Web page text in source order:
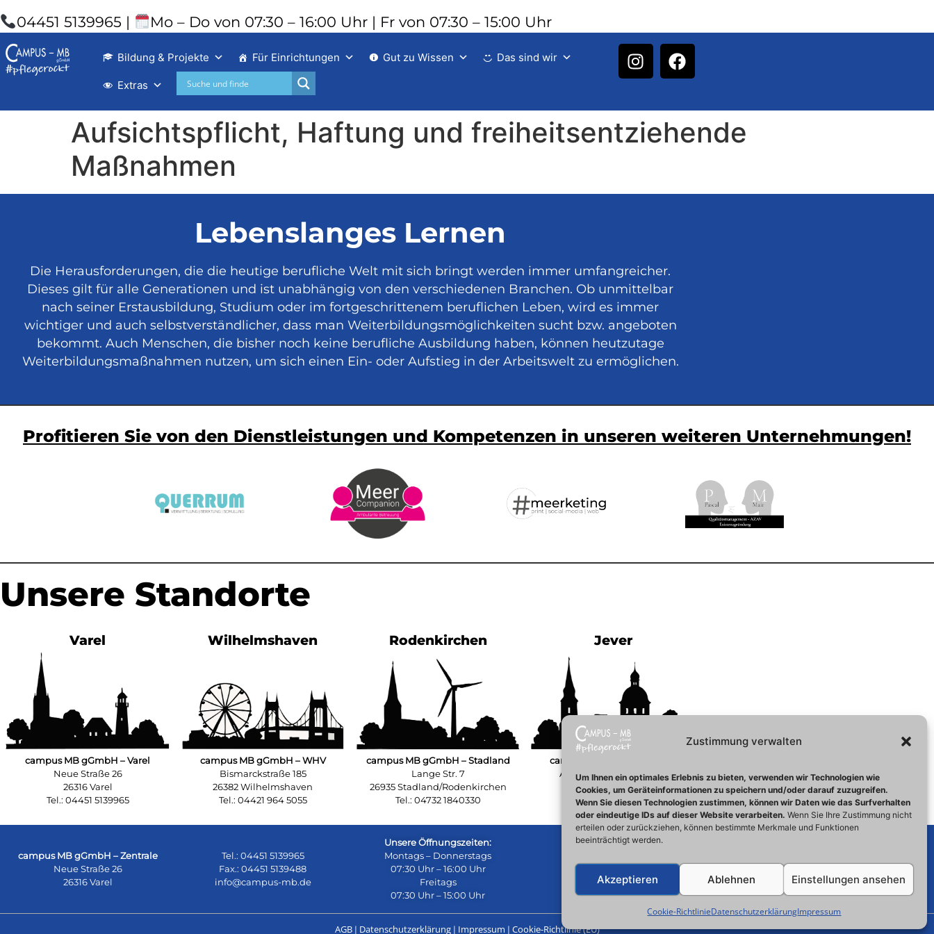
Zustimmung verwalten
Um Ihnen ein optimales Erlebnis zu bieten, verwenden wir Technologien wie
Cookies, um Geräteinformationen zu speichern und/oder darauf zuzugreifen.
Wenn Sie diesen Technologien zustimmen, können wir Daten wie das Surfverhalten
oder eindeutige IDs auf dieser Website verarbeiten. Wenn Sie Ihre Zustimmung nicht
erteilen oder zurückziehen, können bestimmte Merkmale und Funktionen
beeinträchtigt werden.
Akzeptieren Ablehnen Einstellungen ansehen
Cookie-RichtlinieDatenschutzerklärungImpressum
04451 5139965 | Mo – Do von 07:30 – 16:00 Uhr | Fr von 07:30 – 15:00 Uhr
Bildung & Projekte Für Einrichtungen Gut zu Wissen Das sind wir
Extras
Aufsichtspflicht, Haftung und freiheitsentziehende
Maßnahmen
Lebenslanges Lernen
Die Herausforderungen, die die heutige berufliche Welt mit sich bringt werden immer umfangreicher.
Dieses gilt für alle Generationen und ist unabhängig von den verschiedenen Branchen. Ob unmittelbar
nach seiner Erstausbildung, Studium oder im fortgeschrittenem beruflichen Leben, wird es immer
wichtiger und auch selbstverständlicher, dass man Weiterbildungsmöglichkeiten sucht bzw. angeboten
bekommt. Auch Menschen, die bisher noch keine berufliche Ausbildung haben, können heutzutage
Weiterbildungsmaßnahmen nutzen, um sich einen Ein- oder Aufstieg in der Arbeitswelt zu ermöglichen.
Profitieren Sie von den Dienstleistungen und Kompetenzen in unseren weiteren Unternehmungen!
Unsere Standorte
Varel
campus MB gGmbH – Varel
Neue Straße 26
26316 Varel
Tel.: 04451 5139965
Wilhelmshaven
campus MB gGmbH – WHV
Bismarckstraße 185
26382 Wilhelmshaven
Tel.: 04421 964 5055
Rodenkirchen
campus MB gGmbH – Stadland
Lange Str. 7
26935 Stadland/Rodenkirchen
Tel.: 04732 1840330
Jever
campus MB gGmbH – Jever
Am Hillernsen Hamm 2
26441 Jever
Tel.: 04461 7587367
campus MB gGmbH – Zentrale
Neue Straße 26
26316 Varel
Tel.: 04451 5139965
Fax.: 04451 5139488
info@campus-mb.de
Unsere Öffnungszeiten:
Montags – Donnerstags
07:30 Uhr – 16:00 Uhr
Freitags
07:30 Uhr – 15:00 Uhr
AGB| Datenschutzerklärung| Impressum | Cookie-Richtlinie (EU)